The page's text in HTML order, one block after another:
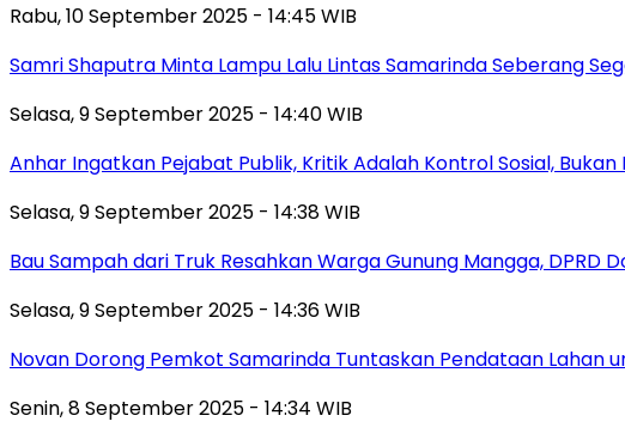
Rabu, 10 September 2025 - 14:45 WIB
Samri Shaputra Minta Lampu Lalu Lintas Samarinda Seberang
Selasa, 9 September 2025 - 14:40 WIB
Anhar Ingatkan Pejabat Publik, Kritik Adalah Kontrol Sosial, Bukan
Selasa, 9 September 2025 - 14:38 WIB
Bau Sampah dari Truk Resahkan Warga Gunung Mangga, DPRD
Selasa, 9 September 2025 - 14:36 WIB
Novan Dorong Pemkot Samarinda Tuntaskan Pendataan Lahan
Senin, 8 September 2025 - 14:34 WIB